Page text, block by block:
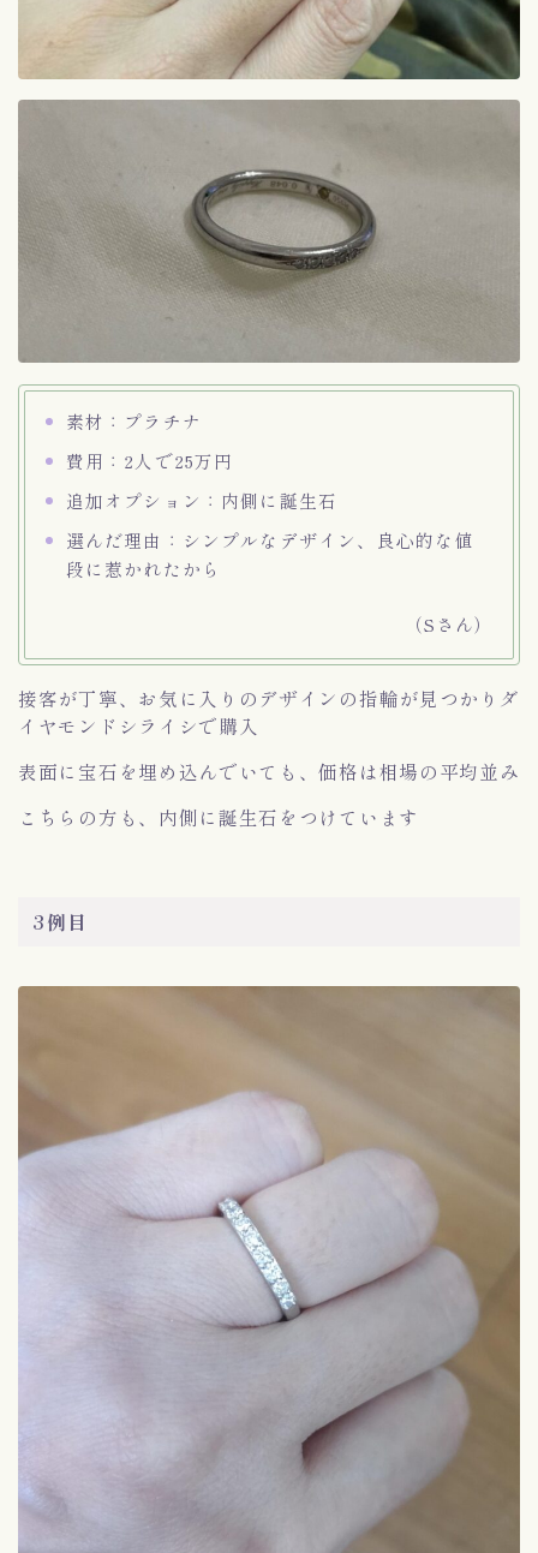
素材：プラチナ
費用：2人で25万円
追加オプション：内側に誕生石
選んだ理由：シンプルなデザイン、良心的な値
段に惹かれたから
（Sさん）
接客が丁寧、お気に入りのデザインの指輪が見つかりダ
イヤモンドシライシで購入
表面に宝石を埋め込んでいても、価格は相場の平均並み
こちらの方も、内側に誕生石をつけています
3例目